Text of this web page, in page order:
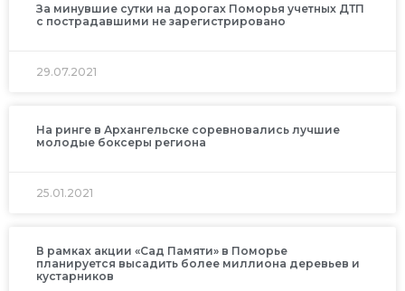
За минувшие сутки на дорогах Поморья учетных ДТП
с пострадавшими не зарегистрировано
29.07.2021
На ринге в Архангельске соревновались лучшие
молодые боксеры региона
25.01.2021
В рамках акции «Сад Памяти» в Поморье
планируется высадить более миллиона деревьев и
кустарников